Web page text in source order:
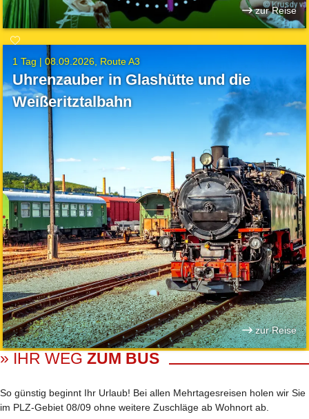
zur Reise
1 Tag |08.09.2026 Route A3
Uhrenzauber in Glashütte und die
Weißeritztalbahn
zur Reise
» IHR WEG ZUM BUS
So günstig beginnt Ihr Urlaub! Bei allen Mehrtages­reisen holen wir Sie
im PLZ-Gebiet 08/09 ohne weitere Zuschläge ab Wohnort ab.